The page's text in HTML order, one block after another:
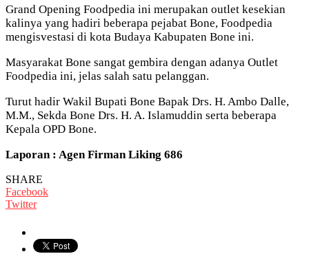
Grand Opening Foodpedia ini merupakan outlet kesekian
kalinya yang hadiri beberapa pejabat Bone, Foodpedia
mengisvestasi di kota Budaya Kabupaten Bone ini.
Masyarakat Bone sangat gembira dengan adanya Outlet
Foodpedia ini, jelas salah satu pelanggan.
Turut hadir Wakil Bupati Bone Bapak Drs. H. Ambo Dalle,
M.M., Sekda Bone Drs. H. A. Islamuddin serta beberapa
Kepala OPD Bone.
Laporan : Agen Firman Liking 686
SHARE
Facebook
Twitter